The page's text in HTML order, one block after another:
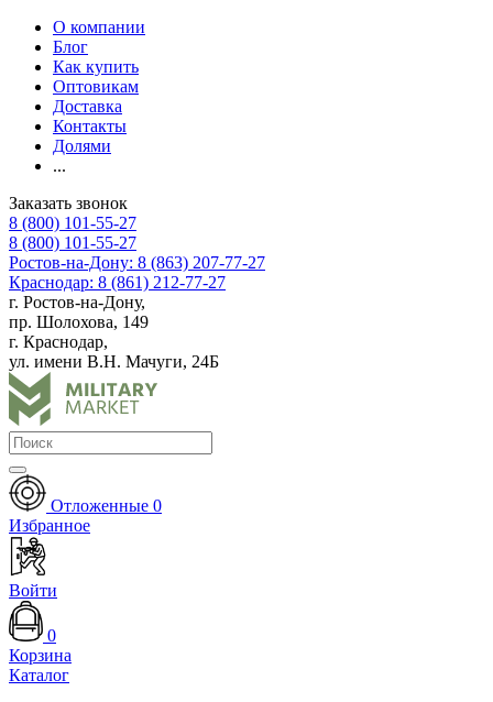
О компании
Блог
Как купить
Оптовикам
Доставка
Контакты
Долями
...
Заказать звонок
8 (800) 101-55-27
8 (800) 101-55-27
Ростов-на-Дону: 8 (863) 207-77-27
Краснодар: 8 (861) 212-77-27
г. Ростов-на-Дону,
пр. Шолохова, 149
г. Краснодар,
ул. имени В.Н. Мачуги, 24Б
Отложенные 0
Избранное
Войти
0
Корзина
Каталог